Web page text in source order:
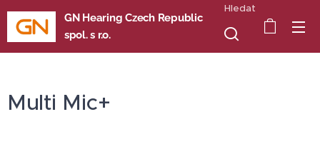
GN Hearing Czech Republic
spol. s r.o.
Hledat
Multi Mic+